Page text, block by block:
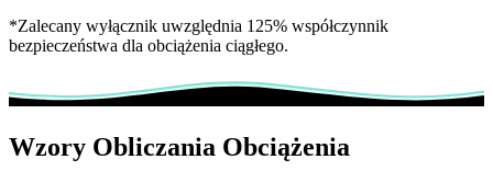
*Zalecany wyłącznik uwzględnia 125% współczynnik
bezpieczeństwa dla obciążenia ciągłego.
Wzory Obliczania Obciążenia